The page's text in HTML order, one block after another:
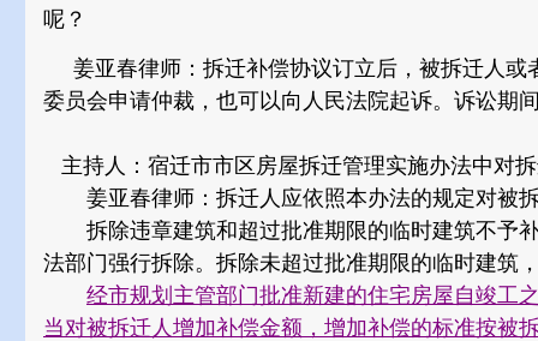
呢？
姜亚春律师：拆迁补偿协议订立后，被拆迁人或
委员会申请仲裁，也可以向人民法院起诉。诉讼期
主持人：宿迁市市区房屋拆迁管理实施办法中对
姜亚春律师：拆迁人应依照本办法的规定对被
拆除违章建筑和超过批准期限的临时建筑不予
法部门强行拆除。拆除未超过批准期限的临时建筑
经市规划主管部门批准新建的住宅房屋自竣工
当对被拆迁人增加补偿金额，增加补偿的标准按被